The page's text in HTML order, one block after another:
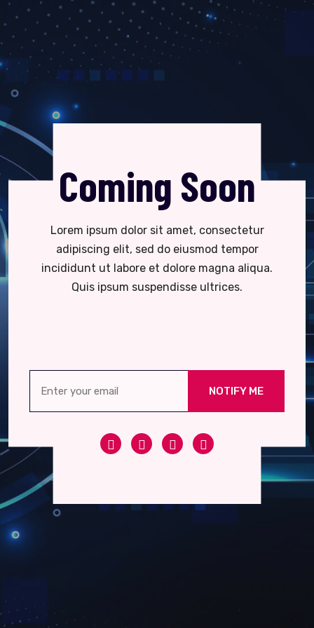
Coming Soon
Lorem ipsum dolor sit amet, consectetur
adipiscing elit, sed do eiusmod tempor
incididunt ut labore et dolore magna aliqua.
Quis ipsum suspendisse ultrices.
NOTIFY ME